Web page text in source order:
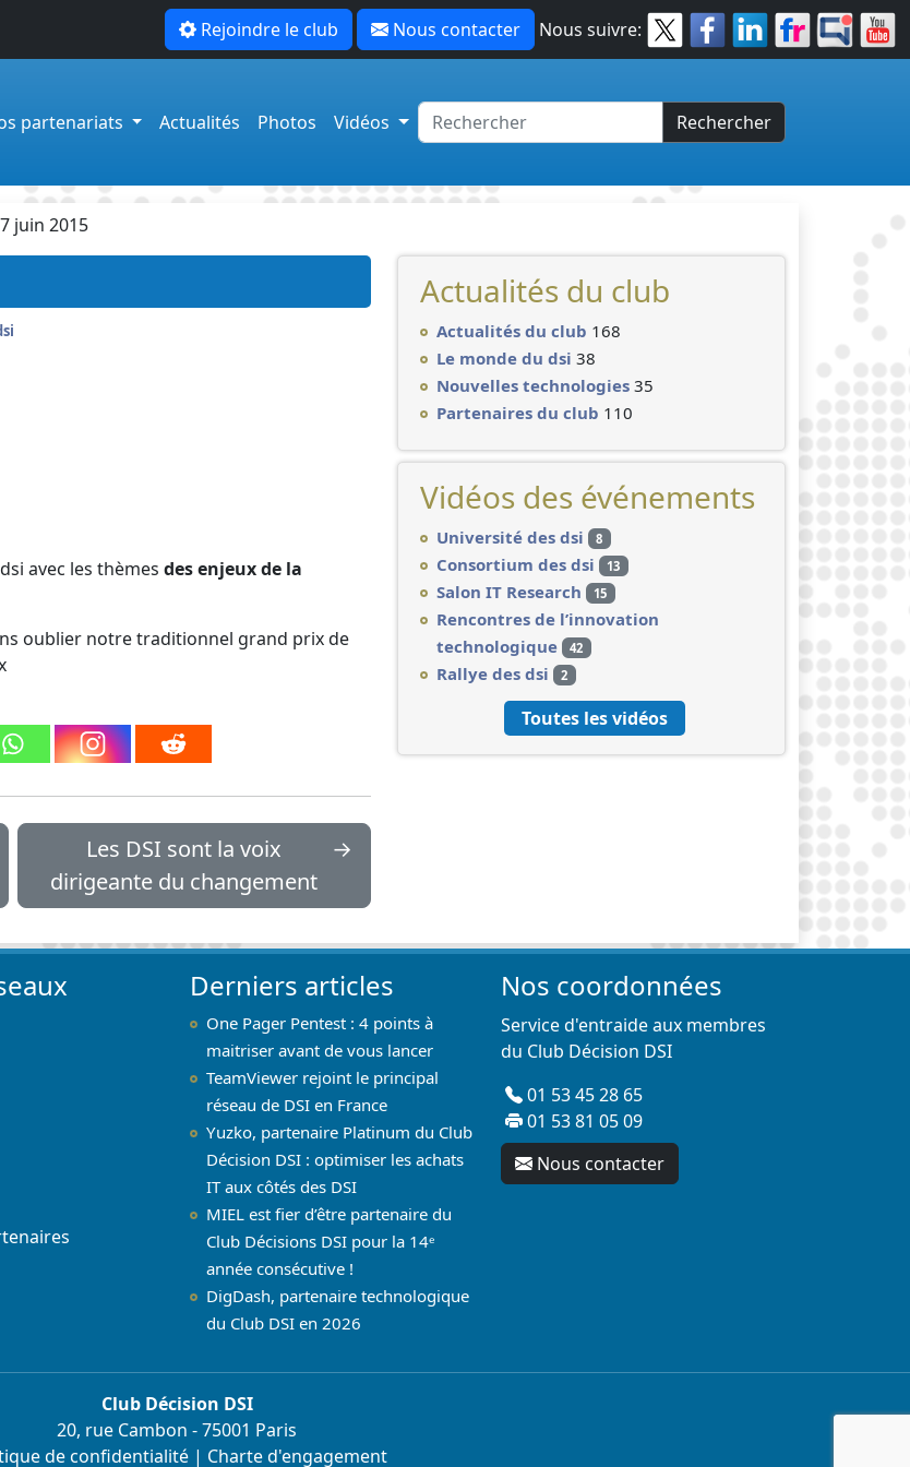
Rejoindre le club Nous contacter Nous suivre:
partenariats Actualités Photos Vidéos Rechercher
juin 2015
avec les thèmes des enjeux de la
oublier notre traditionnel grand prix de
Les DSI sont la voix
dirigeante du changement
→
Actualités du club
Actualités du club 168
Le monde du dsi 38
Nouvelles technologies 35
Partenaires du club 110
Vidéos des événements
Université des dsi 8
Consortium des dsi 13
Salon IT Research 15
Rencontres de l’innovation
technologique
42
Rallye des dsi 2
Toutes les vidéos
Derniers articles
One Pager Pentest : 4 points à
maitriser avant de vous lancer
TeamViewer rejoint le principal
réseau de DSI en France
Yuzko, partenaire Platinum du Club
Décision DSI : optimiser les achats
IT aux côtés des DSI
MIEL est fier d’être partenaire du
Club Décisions DSI pour la 14ᵉ
année consécutive !
DigDash, partenaire technologique
du Club DSI en 2026
Nos coordonnées
Service d'entraide aux membres
du Club Décision DSI
01 53 45 28 65
01 53 81 05 09
Nous contacter
Club Décision DSI
20, rue Cambon - 75001 Paris
de confidentialité| Charte d'engagement